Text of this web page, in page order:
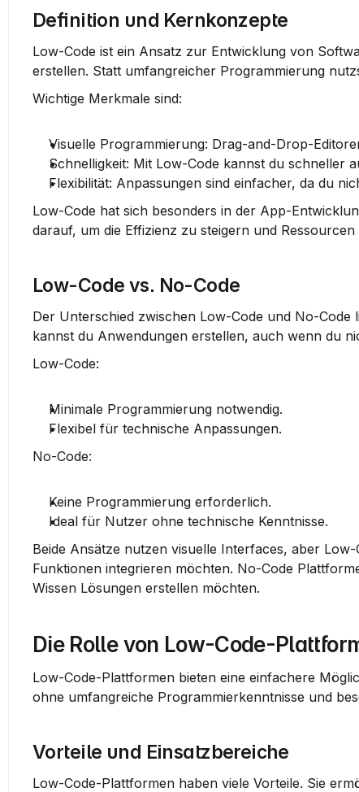
Definition und Kernkonzepte
Low-Code ist ein Ansatz zur Entwicklung von
erstellen. Statt umfangreicher Programmierung
Wichtige Merkmale sind:
Visuelle Programmierung: Drag-and-Drop-
Schnelligkeit: Mit Low-Code kannst du schneller
Flexibilität: Anpassungen sind einfacher, da du
Low-Code hat sich besonders in der App-
darauf, um die Effizienz zu steigern und
Low-Code vs. No-Code
Der Unterschied zwischen Low-Code und No-Code
kannst du Anwendungen erstellen, auch wenn du
Low-Code:
Minimale Programmierung notwendig.
Flexibel für technische Anpassungen.
No-Code:
Keine Programmierung erforderlich.
Ideal für Nutzer ohne technische Kenntnisse.
Beide Ansätze nutzen visuelle Interfaces, aber
Funktionen integrieren möchten. No-Code
Wissen Lösungen erstellen möchten.
Die Rolle von Low-Code-
Low-Code-Plattformen bieten eine einfachere
ohne umfangreiche Programmierkenntnisse und
Vorteile und Einsatzbereiche
Low-Code-Plattformen haben viele Vorteile. Sie